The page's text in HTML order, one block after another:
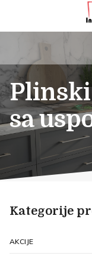
sa
Kategorije
AKCIJE